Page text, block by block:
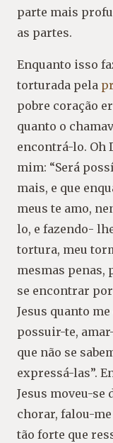
parte mais
as partes.
Enquanto isso
torturada pela
pobre coração
quanto o
encontrá-lo. Oh
mim: “Será
mais, e que
meus te amo,
lo, e fazendo-
tortura, meu
mesmas penas,
se encontrar
Jesus quanto
possuir-te,
que não se
expressá-las”.
Jesus moveu-se
chorar, falou-
tão forte que